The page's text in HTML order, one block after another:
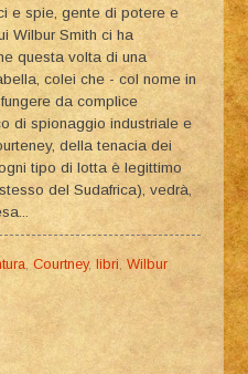
e spie, gente di potere e
Wilbur Smith ci ha
questa volta di una
colei che - col nome in
da complice
di spionaggio industriale e
della tenacia dei
tipo di lotta è legittimo
del Sudafrica), vedrà,
Courtney, libri Wilbur